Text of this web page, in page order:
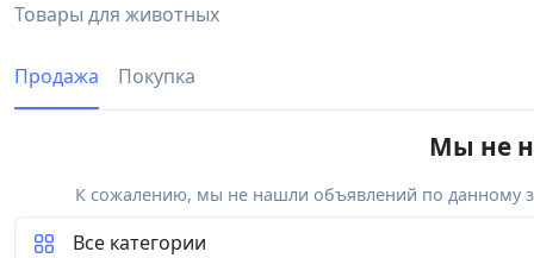
Товары для животных
Продажа Покупка
Мы не
К сожалению, мы не нашли объявлений по данному
Все категории